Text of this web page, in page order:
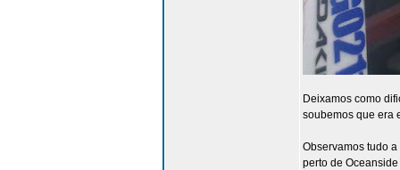
Deixamos como
soubemos que era
Observamos tudo
perto de